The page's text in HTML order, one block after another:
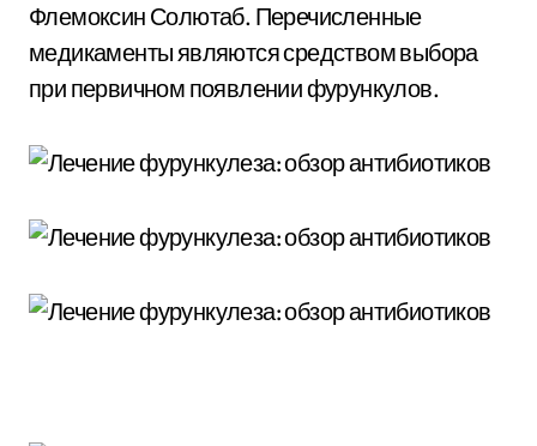
Флемоксин Солютаб. Перечисленные
медикаменты являются средством выбора
при первичном появлении фурункулов.